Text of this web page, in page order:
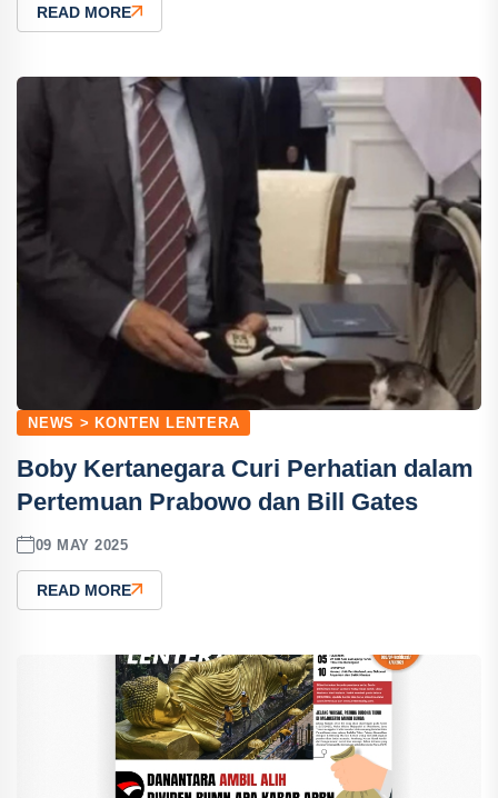
READ MORE
NEWS > KONTEN LENTERA
Boby Kertanegara Curi Perhatian dalam
Pertemuan Prabowo dan Bill Gates
09 MAY 2025
READ MORE